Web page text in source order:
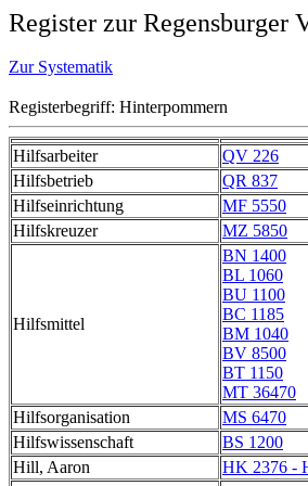
Register zur Regensburger
Zur Systematik
Registerbegriff: Hinterpommern
Hilfsarbeiter
QV 226
Hilfsbetrieb
QR 837
Hilfseinrichtung
MF 5550
Hilfskreuzer
MZ 5850
Hilfsmittel
BN 1400
BL 1060
BU 1100
BC 1185
BM 1040
BV 8500
BT 1150
MT 36470
Hilfsorganisation
MS 6470
Hilfswissenschaft
BS 1200
Hill, Aaron
HK 2376 -